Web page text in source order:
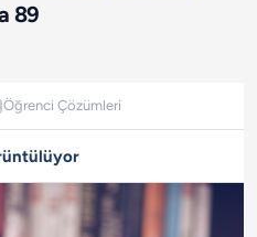
89
Öğrenci Çözümleri